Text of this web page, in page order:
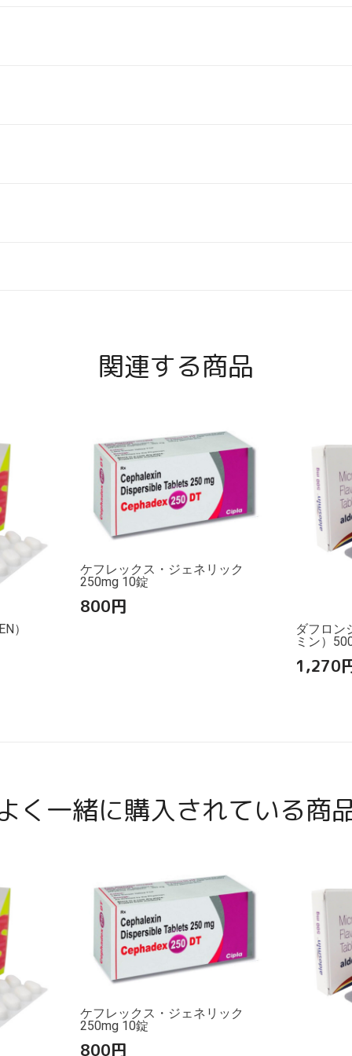
関連する商品
）
ケフレックス・ジェネリック
250mg 10錠
800円
ダフロン
ミン）
1,270
く一緒に購入されている商
ケフレックス・ジェネリック
250mg 10錠
800円